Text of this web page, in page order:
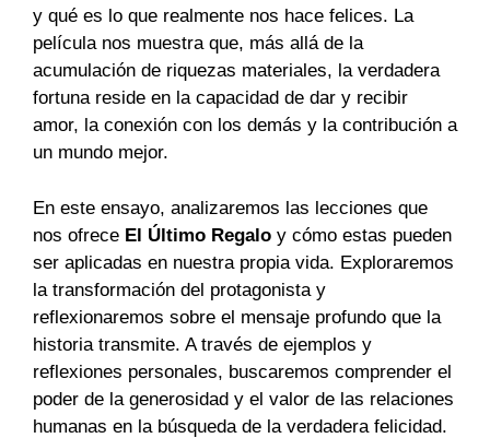
y qué es lo que realmente nos hace felices. La
película nos muestra que, más allá de la
acumulación de riquezas materiales, la verdadera
fortuna reside en la capacidad de dar y recibir
amor, la conexión con los demás y la contribución a
un mundo mejor.
En este ensayo, analizaremos las lecciones que
nos ofrece El Último Regalo y cómo estas pueden
ser aplicadas en nuestra propia vida. Exploraremos
la transformación del protagonista y
reflexionaremos sobre el mensaje profundo que la
historia transmite. A través de ejemplos y
reflexiones personales, buscaremos comprender el
poder de la generosidad y el valor de las relaciones
humanas en la búsqueda de la verdadera felicidad.